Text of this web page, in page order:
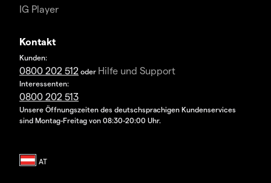
IG Player
Kontakt
Kunden:
0800 202 512 oder Hilfe und Support
Interessenten:
0800 202 513
Unsere Öffnungszeiten des deutschsprachigen Kundenservices
sind Montag-Freitag von 08:30-20:00 Uhr.